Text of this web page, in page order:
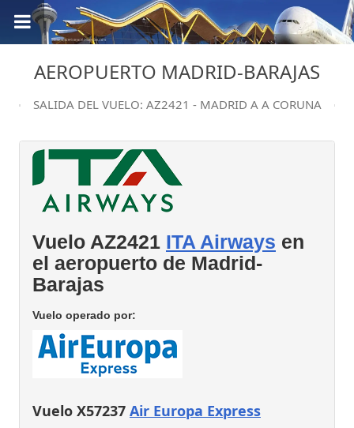
AEROPUERTO MADRID-BARAJAS
SALIDA DEL VUELO: AZ2421 - MADRID A A CORUNA
Vuelo AZ2421 ITA Airways en
el aeropuerto de Madrid-
Barajas
Vuelo operado por:
Vuelo X57237 Air Europa Express